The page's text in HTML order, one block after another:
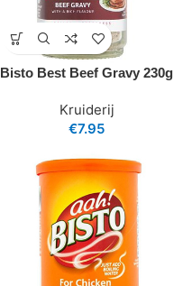
Bisto Best Beef Gravy 230g
Kruiderij
€7.95